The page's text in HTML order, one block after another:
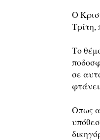
Ο
Τρίτη,
Το
σε
Οπως